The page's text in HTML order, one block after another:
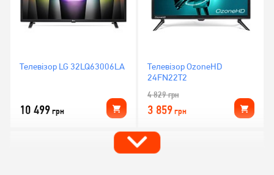
Телевізор LG 32LQ63006LA
10 499грн
Телевізор OzoneHD
24FN22T2
4 829грн
3 859грн